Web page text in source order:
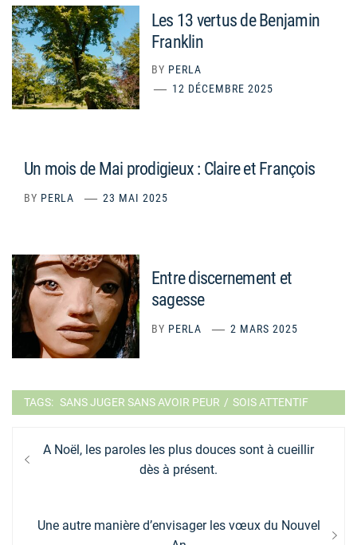
Les 13 vertus de Benjamin
Franklin
BY PERLA
12 DÉCEMBRE 2025
Un mois de Mai prodigieux : Claire et François
BY PERLA 23 MAI 2025
Entre discernement et
sagesse
BY PERLA 2 MARS 2025
TAGS: SANS JUGER SANS AVOIR PEUR / SOIS ATTENTIF
Navigation
de
Previous
A Noël, les paroles les plus douces sont à cueillir
dès à présent.
Next
Une autre manière d’envisager les vœux du Nouvel